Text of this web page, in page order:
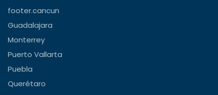
footer.cancun
Guadalajara
Monterrey
Puerto Vallarta
Puebla
Querétaro